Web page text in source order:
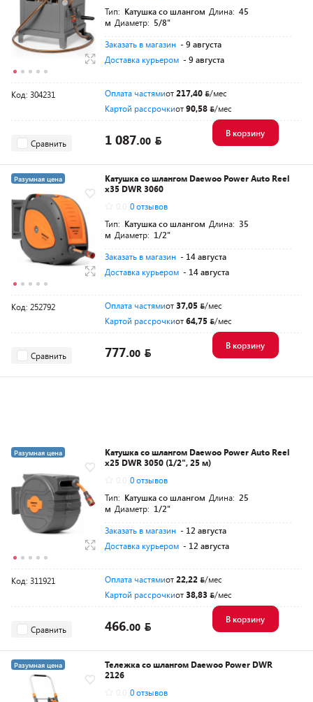
Тип: Катушка со шлангом Длина: 45
м Диаметр: 5/8"
Заказать в магазин - 9 августа
Доставка курьером - 9 августа
Код: 304231 Оплата частямиот217,40
/мес
Картой рассрочкиот90,58 /мес
Сравнить 1 087.00
В корзину
Разумная цена
Катушка со шлангом Daewoo Power Auto Reel
x35 DWR 3060
0 отзывов
Тип: Катушка со шлангом Длина: 35
м Диаметр: 1/2"
Заказать в магазин - 14 августа
Доставка курьером - 14 августа
Код: 252792 Оплата частямиот37,05
/мес
Картой рассрочкиот64,75 /мес
Сравнить 777.00
В корзину
Разумная цена
Катушка со шлангом Daewoo Power Auto Reel
x25 DWR 3050 (1/2", 25 м)
0 отзывов
Тип: Катушка со шлангом Длина: 25
м Диаметр: 1/2"
Заказать в магазин - 12 августа
Доставка курьером - 12 августа
Код: 311921 Оплата частямиот22,22
/мес
Картой рассрочкиот38,83 /мес
Сравнить 466.00
В корзину
Разумная цена
Тележка со шлангом Daewoo Power DWR
2126
0 отзывов